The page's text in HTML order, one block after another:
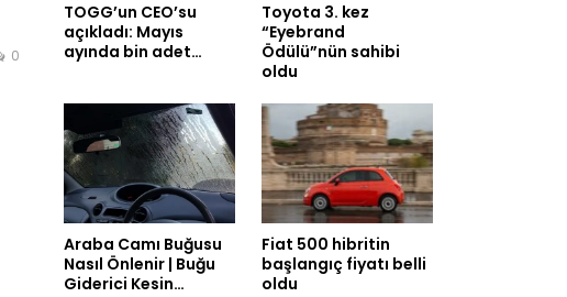
0
TOGG’un CEO’su
açıkladı: Mayıs
ayında bin adet…
Toyota 3. kez
“Eyebrand
Ödülü”nün sahibi
oldu
Araba Camı Buğusu
Nasıl Önlenir | Buğu
Giderici Kesin…
Fiat 500 hibritin
başlangıç fiyatı belli
oldu